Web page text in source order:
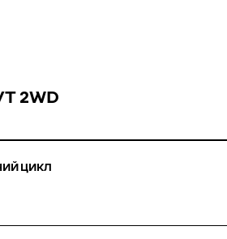
2WD
ЦИКЛ